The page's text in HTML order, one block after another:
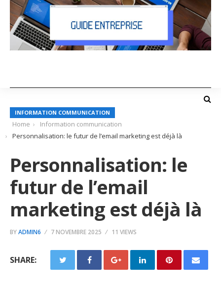
INFORMATION COMMUNICATION
Home
Information communication
Personnalisation: le futur de l’email marketing est déjà là
Personnalisation: le
futur de l’email
marketing est déjà là
BYADMIN6 7 NOVEMBRE 2025 11 VIEWS
SHARE: